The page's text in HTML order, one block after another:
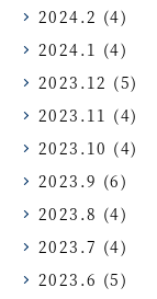
2024.2 (4)
2024.1 (4)
2023.12 (5)
2023.11 (4)
2023.10 (4)
2023.9 (6)
2023.8 (4)
2023.7 (4)
2023.6 (5)